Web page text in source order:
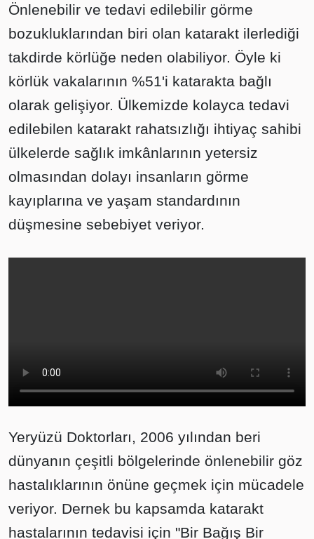
Önlenebilir ve tedavi edilebilir görme
bozukluklarından biri olan katarakt ilerlediği
takdirde körlüğe neden olabiliyor. Öyle ki
körlük vakalarının %51'i katarakta bağlı
olarak gelişiyor. Ülkemizde kolayca tedavi
edilebilen katarakt rahatsızlığı ihtiyaç sahibi
ülkelerde sağlık imkânlarının yetersiz
olmasından dolayı insanların görme
kayıplarına ve yaşam standardının
düşmesine sebebiyet veriyor.
Yeryüzü Doktorları, 2006 yılından beri
dünyanın çeşitli bölgelerinde önlenebilir göz
hastalıklarının önüne geçmek için mücadele
veriyor. Dernek bu kapsamda katarakt
hastalarının tedavisi için "Bir Bağış Bir